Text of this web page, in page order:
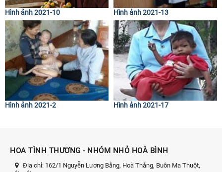
Hình ảnh 2021-10 Hình ảnh 2021-13
Hình ảnh 2021-2 Hình ảnh 2021-17
HOA TÌNH THƯƠNG - NHÓM NHỎ HOÀ BÌNH
Địa chỉ: 162/1 Nguyễn Lương Bằng, Hoà Thắng, Buôn Ma Thuột,